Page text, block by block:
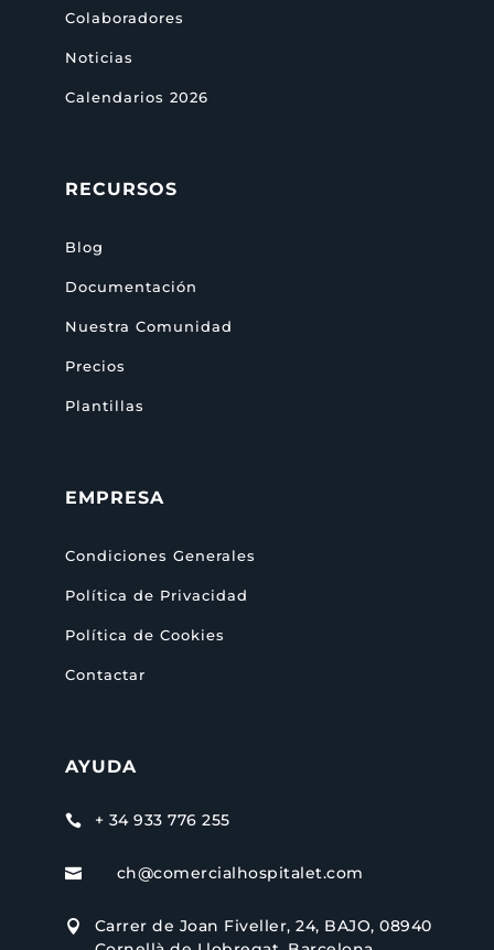
Colaboradores
Noticias
Calendarios 2026
RECURSOS
Blog
Documentación
Nuestra Comunidad
Precios
Plantillas
EMPRESA
Condiciones Generales
Política de Privacidad
Política de Cookies
Contactar
AYUDA
 + 34 933 776 255
 ch@comercialhospitalet.com

Carrer de Joan Fiveller, 24, BAJO, 08940